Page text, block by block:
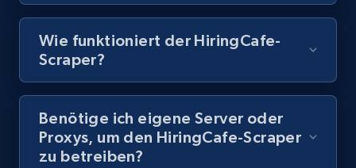
URL, Title, Youtuber, Youtuber md5, Video url,
8.1K+
Youtube - Videos posts - Discovery records
by Explore page URL
Wie funktioniert der HiringCafe-
Scraper?
Benötige ich eigene Server oder
Proxys, um den HiringCafe-Scraper
zu betreiben?